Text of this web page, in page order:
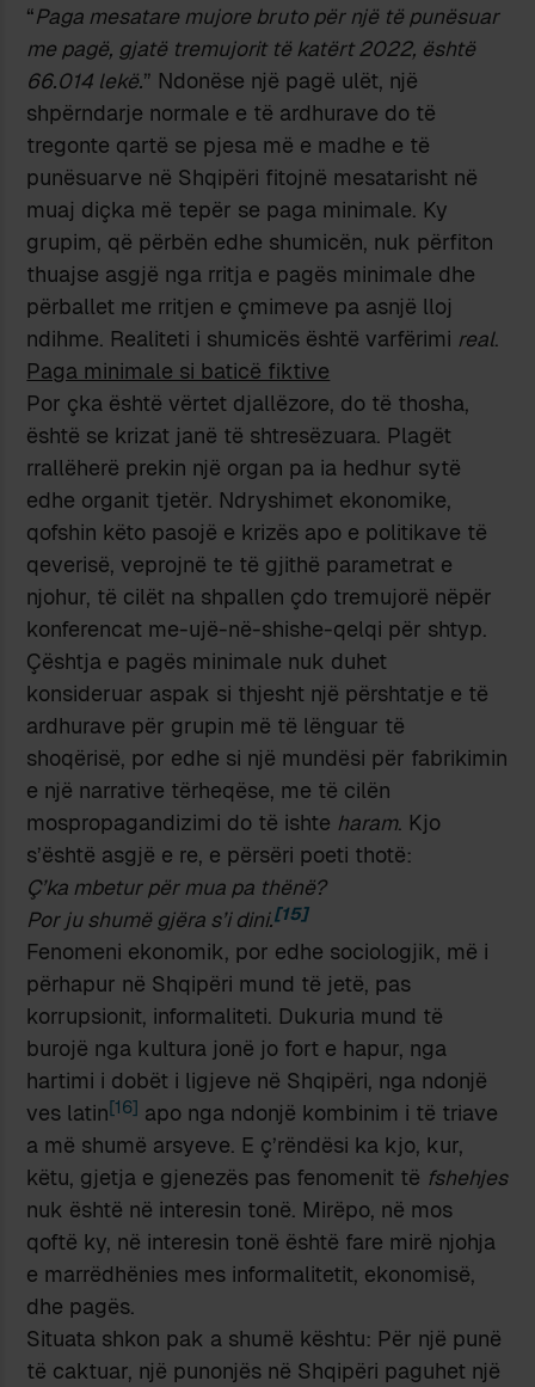
“Paga mesatare mujore bruto për një të punësuar
me pagë, gjatë tremujorit të katërt 2022, është
66.014 lekë.” Ndonëse një pagë ulët, një
shpërndarje normale e të ardhurave do të
tregonte qartë se pjesa më e madhe e të
punësuarve në Shqipëri fitojnë mesatarisht në
muaj diçka më tepër se paga minimale. Ky
grupim, që përbën edhe shumicën, nuk përfiton
thuajse asgjë nga rritja e pagës minimale dhe
përballet me rritjen e çmimeve pa asnjë lloj
ndihme. Realiteti i shumicës është varfërimi real.
Paga minimale si baticë fiktive
Por çka është vërtet djallëzore, do të thosha,
është se krizat janë të shtresëzuara. Plagët
rrallëherë prekin një organ pa ia hedhur sytë
edhe organit tjetër. Ndryshimet ekonomike,
qofshin këto pasojë e krizës apo e politikave të
qeverisë, veprojnë te të gjithë parametrat e
njohur, të cilët na shpallen çdo tremujorë nëpër
konferencat me-ujë-në-shishe-qelqi për shtyp.
Çështja e pagës minimale nuk duhet
konsideruar aspak si thjesht një përshtatje e të
ardhurave për grupin më të lënguar të
shoqërisë, por edhe si një mundësi për fabrikimin
e një narrative tërheqëse, me të cilën
mospropagandizimi do të ishte haram. Kjo
s’është asgjë e re, e përsëri poeti thotë:
Ç’ka mbetur për mua pa thënë?
Por ju shumë gjëra s’i dini.[15]
Fenomeni ekonomik, por edhe sociologjik, më i
përhapur në Shqipëri mund të jetë, pas
korrupsionit, informaliteti. Dukuria mund të
burojë nga kultura jonë jo fort e hapur, nga
hartimi i dobët i ligjeve në Shqipëri, nga ndonjë
ves latin[16] apo nga ndonjë kombinim i të triave
a më shumë arsyeve. E ç’rëndësi ka kjo, kur,
këtu, gjetja e gjenezës pas fenomenit të fshehjes
nuk është në interesin tonë. Mirëpo, në mos
qoftë ky, në interesin tonë është fare mirë njohja
e marrëdhënies mes informalitetit, ekonomisë,
dhe pagës.
Situata shkon pak a shumë kështu: Për një punë
të caktuar, një punonjës në Shqipëri paguhet një